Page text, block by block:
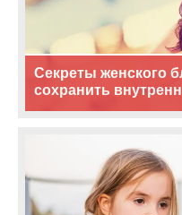
Секреты женского
сохранить